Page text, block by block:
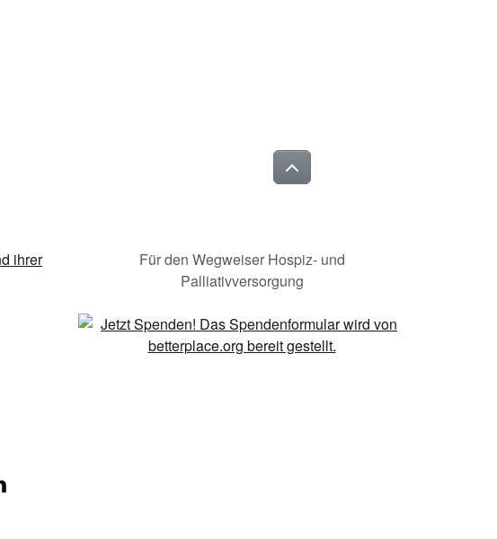
Für den Wegweiser Hospiz- und
Palliativversorgung